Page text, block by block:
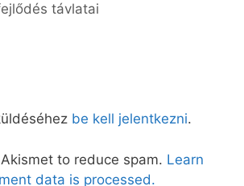
távlatai
be kell jelentkezni.
to reduce spam. Learn
data is processed.